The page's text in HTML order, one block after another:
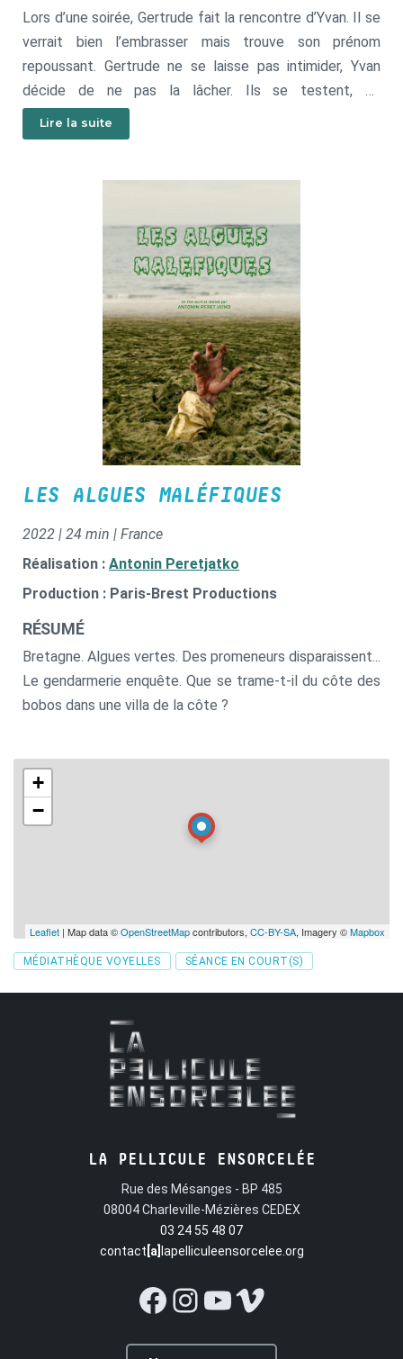
Lors d’une soirée, Gertrude fait la rencontre d’Yvan. Il se
verrait bien l’embrasser mais trouve son prénom
repoussant. Gertrude ne se laisse pas intimider, Yvan
décide de ne pas la lâcher. Ils se testent, se
provoquent... La rencontre prend une absurde tournure
sanglante.
Lire la suite
LES ALGUES MALÉFIQUES
2022 | 24 min | France
Réalisation : Antonin Peretjatko
Production : Paris-Brest Productions
RÉSUMÉ
Bretagne. Algues vertes. Des promeneurs disparaissent...
Le gendarmerie enquête. Que se trame-t-il du côte des
bobos dans une villa de la côte ?
+
−
Leaflet | Map data ©OpenStreetMapcontributors, CC-BY-SA, Imagery ©Mapbox
Tags
MÉDIATHÈQUE VOYELLES SÉANCE EN COURT(S)
LA PELLICULE ENSORCELÉE
Rue des Mésanges - BP 485
08004 Charleville-Mézières CEDEX
03 24 55 48 07
contact [a] lapelliculeensorcelee.org
Facebook
Instagram
YouTube
Vimeo